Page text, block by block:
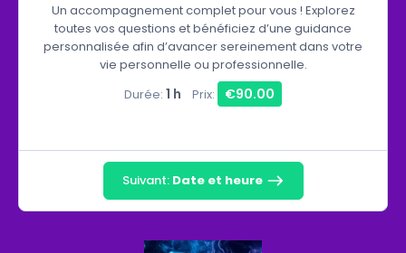
Un accompagnement complet pour vous ! Explorez
toutes vos questions et bénéficiez d’une guidance
personnalisée afin d’avancer sereinement dans votre
vie personnelle ou professionnelle.
Durée: 1 h Prix: €90.00
Suivant: Date et heure